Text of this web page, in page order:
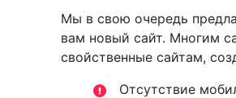
Мы в свою очередь
вам новый сайт. Многим
свойственные сайтам,
Отсутствие